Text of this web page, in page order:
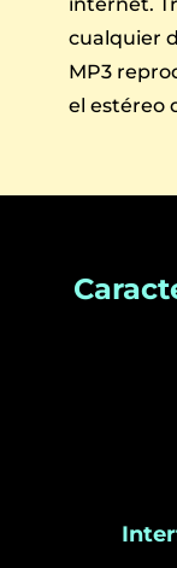
cualquier
MP3
el estéreo